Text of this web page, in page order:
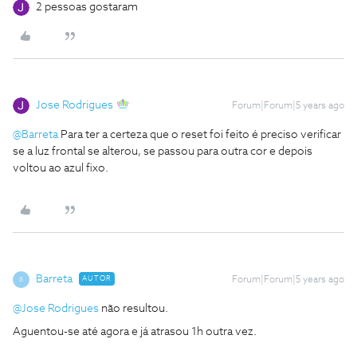
2 pessoas gostaram
Jose Rodrigues Forum|Forum|5 years ago
@BarretaPara ter a certeza que o reset foi feito é preciso verificar
se a luz frontal se alterou, se passou para outra cor e depois
voltou ao azul fixo.
B Barreta AUTOR Forum|Forum|5 years ago
@Jose Rodrigues não resultou.
Aguentou-se até agora e já atrasou 1h outra vez.